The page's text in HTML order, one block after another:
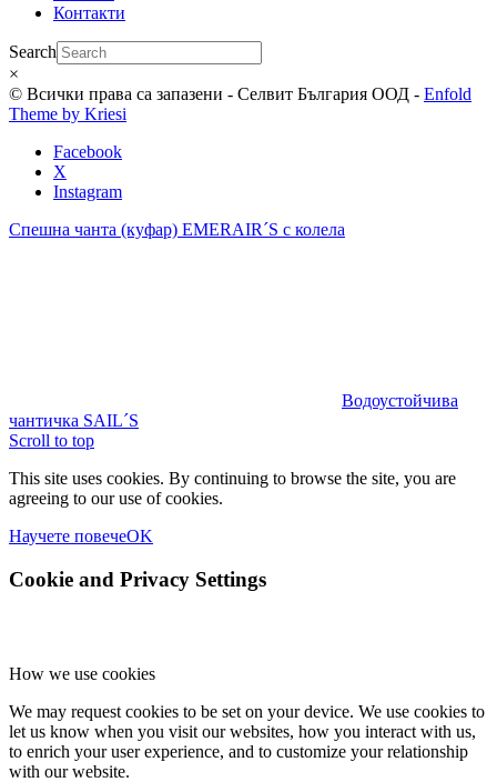
Контакти
Search
×
© Всички права са запазени - Селвит България ООД - Enfold
Theme by Kriesi
Facebook
X
Instagram
Спешна чанта (куфар) EMERAIR´S с колела
Водоустойчива
чантичка SAIL´S
Scroll to top
This site uses cookies. By continuing to browse the site, you are
agreeing to our use of cookies.
Научете повечеOK
Cookie and Privacy Settings
How we use cookies
We may request cookies to be set on your device. We use cookies to
let us know when you visit our websites, how you interact with us,
to enrich your user experience, and to customize your relationship
with our website.